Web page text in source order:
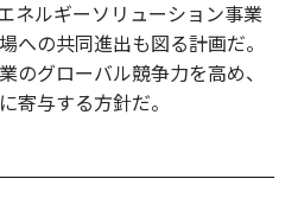
ネルギーソリューション事業
への共同進出も図る計画だ。
のグローバル競争力を高め、
寄与する方針だ。